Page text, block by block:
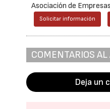
Asociación de
Solicitar información
COMENTARIOS
Deja un